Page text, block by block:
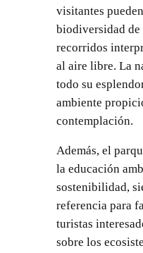
visitantes
biodiversidad de
recorridos
al aire libre. La
todo su
ambiente
contemplación.
Además, el
la educación
sostenibilidad,
referencia para
turistas
sobre los